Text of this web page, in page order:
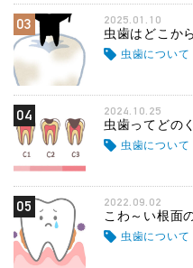
03 2025.01.10
虫歯はどこか
虫歯について
04 2024.10.25
虫歯ってどの
虫歯について
05 2022.09.02
こわ～い根面
虫歯について